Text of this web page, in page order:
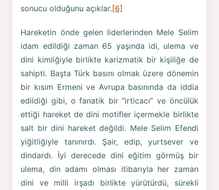
sonucu olduğunu açıklar.[6]
Hareketin önde gelen liderlerinden Mele Selim
idam edildiği zaman 65 yaşında idi, ulema ve
dini kimliğiyle birlikte karizmatik bir kişiliğe de
sahipti. Başta Türk basını olmak üzere dönemin
bir kısım Ermeni ve Avrupa basınında da iddia
edildiği gibi, o fanatik bir “irticacı” ve öncülük
ettiği hareket de dini motifler içermekle birlikte
salt bir dini hareket değildi. Mele Selim Efendi
yiğitliğiyle tanınırdı. Şair, edip, yurtsever ve
dindardı. İyi derecede dini eğitim görmüş bir
ulema, din adamı olması itibarıyla her zaman
dini ve milli irşadı birlikte yürütürdü, sürekli